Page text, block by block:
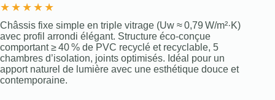
★ ★ ★ ★ ★
Châssis fixe simple en triple vitrage (Uw ≈ 0,79 W/m²·K)
avec profil arrondi élégant. Structure éco-conçue
comportant ≥ 40 % de PVC recyclé et recyclable, 5
chambres d’isolation, joints optimisés. Idéal pour un
apport naturel de lumière avec une esthétique douce et
contemporaine.